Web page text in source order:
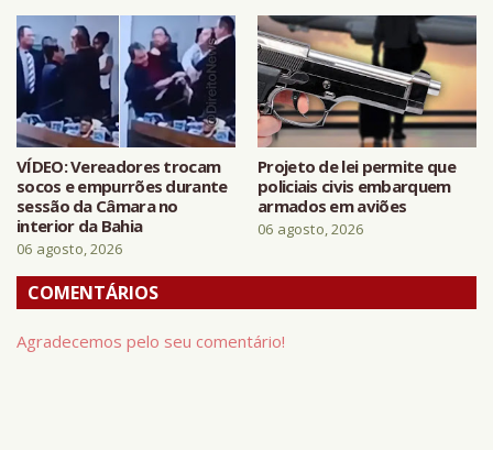
VÍDEO: Vereadores trocam
socos e empurrões durante
sessão da Câmara no
interior da Bahia
06 agosto, 2026
Projeto de lei permite que
policiais civis embarquem
armados em aviões
06 agosto, 2026
COMENTÁRIOS
Agradecemos pelo seu comentário!